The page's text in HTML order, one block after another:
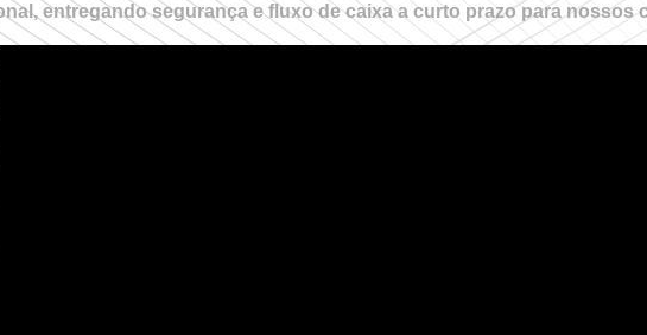
entregando segurança e fluxo de caixa a curto prazo para nossos